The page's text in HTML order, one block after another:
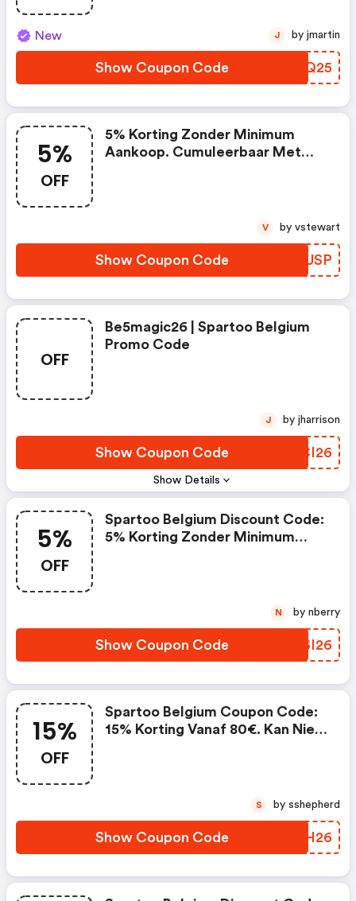
New
Show Coupon Code RRWQ25
J by jmartin
5%
OFF
5% Korting Zonder Minimum
Aankoop. Cumuleerbaar Met
Show Coupon Code RPJUSP
V by vstewart
OFF
Show Details
Be5magic26 | Spartoo Belgium
Promo Code
Show Coupon Code CVCI26
J by jharrison
5%
OFF
Spartoo Belgium Discount Code:
5% Korting Zonder Minimum
Show Coupon Code XMSI26
N by nberry
15%
OFF
Spartoo Belgium Coupon Code:
15% Korting Vanaf 80€. Kan Niet
Show Coupon Code VLZH26
S by sshepherd